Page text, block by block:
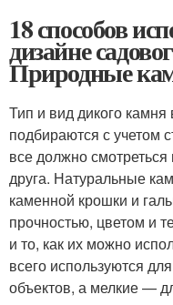
18 способов
дизайне
Природные
Тип и вид дикого
подбираются с учетом
все должно
друга. Натуральные
каменной крошки и
прочностью, цветом и
и то, как их можно
всего используются
объектов, а мелкие —